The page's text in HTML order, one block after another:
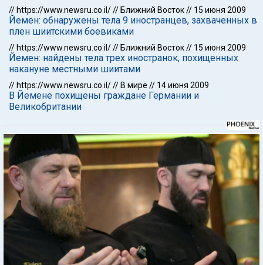
// https://www.newsru.co.il/// Ближний Восток// 15 июня 2009
Йемен: обнаружены тела 9 иностранцев, захваченных в
плен шиитскими боевиками
// https://www.newsru.co.il/// Ближний Восток// 15 июня 2009
Йемен: найдены тела трех иностранок, похищенных
накануне местными шиитами
// https://www.newsru.co.il/// В мире // 14 июня 2009
В Йемене похищены граждане Германии и
Великобритании